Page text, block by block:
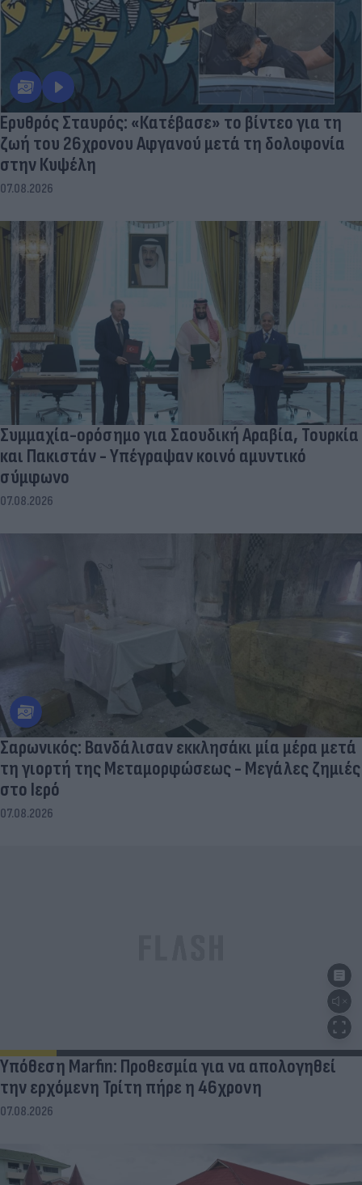
Ερυθρός Σταυρός: «Κατέβασε» το βίντεο για τη
ζωή του 26χρονου Αφγανού μετά τη δολοφονία
στην Κυψέλη
07.08.2026
Συμμαχία-ορόσημο για Σαουδική Αραβία, Τουρκία
και Πακιστάν - Υπέγραψαν κοινό αμυντικό
σύμφωνο
07.08.2026
Σαρωνικός: Βανδάλισαν εκκλησάκι μία μέρα μετά
τη γιορτή της Μεταμορφώσεως - Μεγάλες ζημιές
στο Ιερό
07.08.2026
Υπόθεση Marfin: Προθεσμία για να απολογηθεί
την ερχόμενη Τρίτη πήρε η 46χρονη
07.08.2026